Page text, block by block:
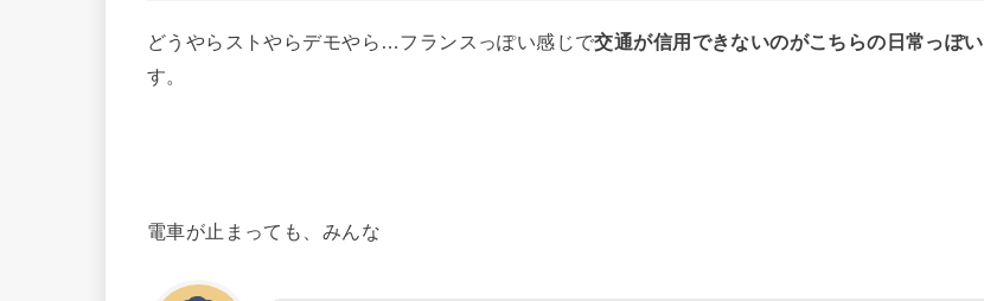
どうやらストやらデモやら…フランスっぽい感じで交通が信用できないのがこちらの日常っぽい
す。
電車が止まっても、みんな